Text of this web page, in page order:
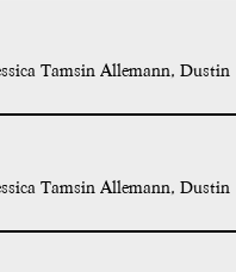
Tamsin Allemann, Dustin
Tamsin Allemann, Dustin